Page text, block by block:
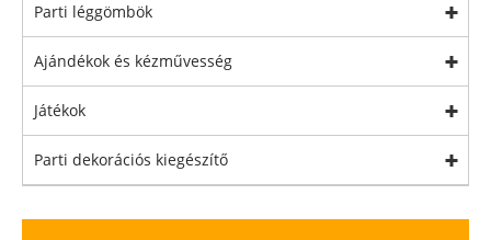
Parti léggömbök
Ajándékok és kézművesség
Játékok
Parti dekorációs kiegészítő